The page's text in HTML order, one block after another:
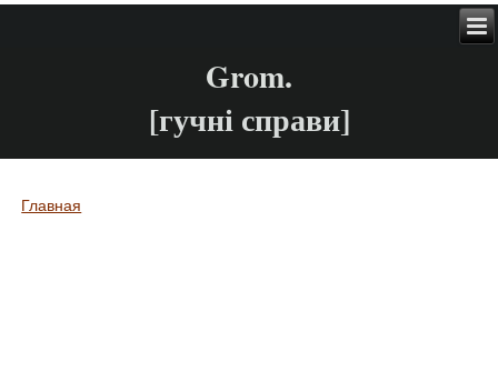
Grom.
[гучні справи]
Вы здесь
Главная